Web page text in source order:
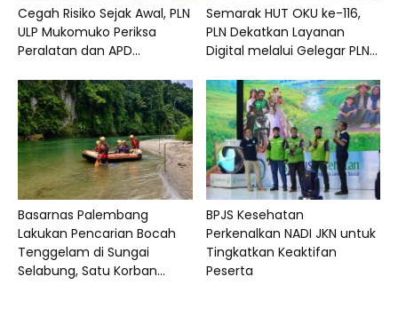
Cegah Risiko Sejak Awal, PLN
ULP Mukomuko Periksa
Peralatan dan APD...
Semarak HUT OKU ke-116,
PLN Dekatkan Layanan
Digital melalui Gelegar PLN...
Basarnas Palembang
Lakukan Pencarian Bocah
Tenggelam di Sungai
Selabung, Satu Korban...
BPJS Kesehatan
Perkenalkan NADI JKN untuk
Tingkatkan Keaktifan
Peserta